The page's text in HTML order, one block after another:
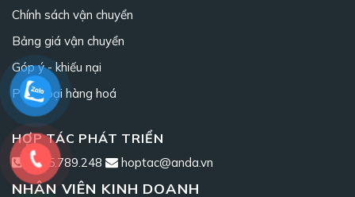
Chính sách vận chuyển
Bảng giá vận chuyển
Góp ý - khiếu nại
Phân loại hàng hoá
HỢP TÁC PHÁT TRIỂN
0965.789.248 hoptac@anda.vn
NHÂN VIÊN KINH DOANH